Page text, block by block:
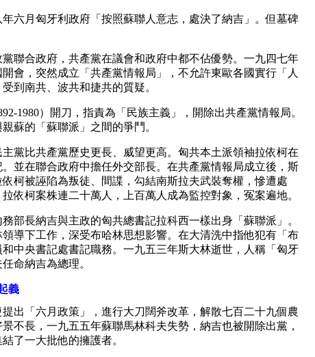
六月匈牙利政府「按照蘇聯人意志，處決了納吉」。但墓碑
聯合政府，共產黨在議會和政府中都不佔優勢。一九四七年
會，突然成立「共產黨情報局」，不允許東歐各國實行「人
到南共、波共和捷共的質疑。
1980）開刀，指責為「民族主義」，開除出共產黨情報局。
蘇的「蘇聯派」之間的爭鬥。
黨比共產黨歷史更長、威望更高。匈共本土派領袖拉依柯在
。並在聯合政府中擔任外交部長。在共產黨情報局成立後，斯
柯被誣陷為叛徒、間諜，勾結南斯拉夫武裝奪權，慘遭處
依柯案株連二十萬人，上百萬人成為監控對象，冤案遍地。
部長納吉與主政的匈共總書記拉科西一樣出身「蘇聯派」。
導下工作，深受布哈林思想影響。在大清洗中指他犯有「布
中央書記處書記職務。一九五三年斯大林逝世，人稱「匈牙
命納吉為總理。
義
出「六月政策」，進行大刀闊斧改革，解散七百二十九個農
不長，一九五五年蘇聯馬林科夫失勢，納吉也被開除出黨，
了一大批他的擁護者。